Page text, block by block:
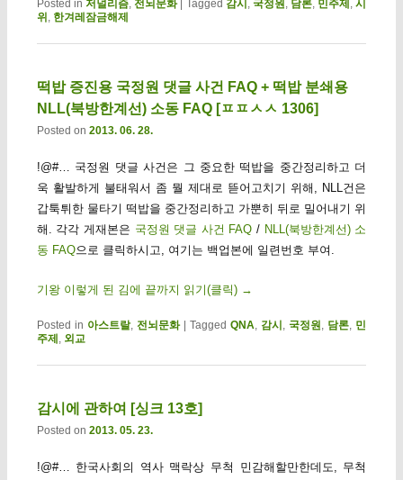
Posted in 저널리즘 전뇌문화 Tagged 감시 국정원 담론 민주제 ,시
위 한겨레잠금해제
떡밥 증진용 국정원 댓글 사건 FAQ + 떡밥 분쇄용
NLL(북방한계선) 소동 FAQ [ㅍㅍㅅㅅ 1306]
Posted on 2013. 06. 28.
!@#… 국정원 댓글 사건은 그 중요한 떡밥을 중간정리하고 더
욱 활발하게 불태워서 좀 뭘 제대로 뜯어고치기 위해, NLL건은
갑툭튀한 물타기 떡밥을 중간정리하고 가뿐히 뒤로 밀어내기 위
해. 각각 게재본은 국정원 댓글 사건 FAQ / NLL(북방한계선) 소
동 FAQ으로 클릭하시고, 여기는 백업본에 일련번호 부여.
기왕 이렇게 된 김에 끝까지 읽기(클릭) →
Posted in 아스트랄, 전뇌문화 |Tagged QNA, 감시 ,국정원, 담론, 민
주제 , 외교
감시에 관하여 [싱크 13호]
Posted on 2013. 05. 23.
!@#… 한국사회의 역사 맥락상 무척 민감해할만한데도, 무척